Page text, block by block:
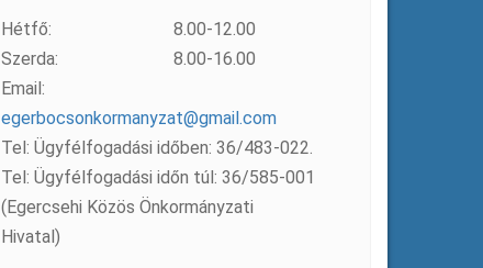
Hétfő:
8.00-12.00
Szerda:
8.00-16.00
Email:
egerbocsonkormanyzat@gmail.com
Tel: Ügyfélfogadási időben: 36/483-022.
Tel: Ügyfélfogadási időn túl: 36/585-001
(Egercsehi Közös Önkormányzati
Hivatal)